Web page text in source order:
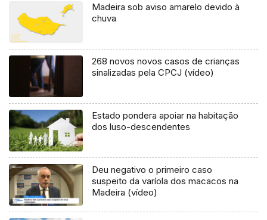
Madeira sob aviso amarelo devido à
chuva
268 novos novos casos de crianças
sinalizadas pela CPCJ (vídeo)
Estado pondera apoiar na habitação
dos luso-descendentes
Deu negativo o primeiro caso
suspeito da varíola dos macacos na
Madeira (vídeo)